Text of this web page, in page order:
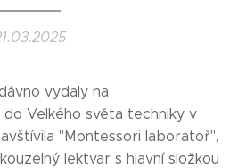
vydaly na
Velkého světa techniky v
"Montessori laboratoř",
lektvar s hlavní složkou